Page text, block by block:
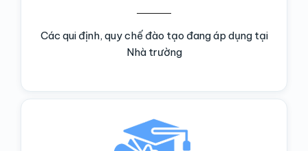
Các qui định, quy chế đào tạo đang áp dụng tại
Nhà trường